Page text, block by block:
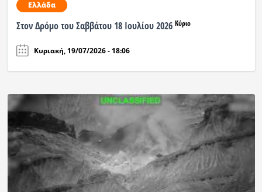
Ελλάδα
Στον Δρόμο του Σαββάτου 18 Ιουλίου 2026 Κύριο
Κυριακή, 19/07/2026 - 18:06